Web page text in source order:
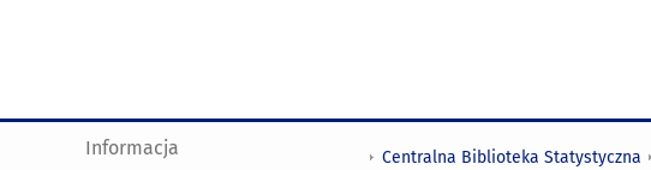
Informacja
Centralna Biblioteka Statystyczna